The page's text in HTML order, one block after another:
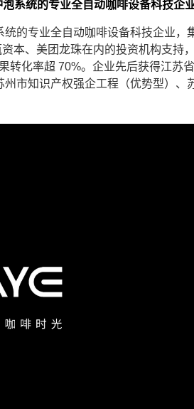
系统的专业全自动咖啡设备科技企
的专业全自动咖啡设备科技企业，
本、美团龙珠在内的投资机构支持
化率超 70%。企业先后获得江苏省
市知识产权强企工程（优势型）、